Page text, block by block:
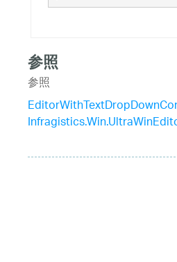
参照
参照